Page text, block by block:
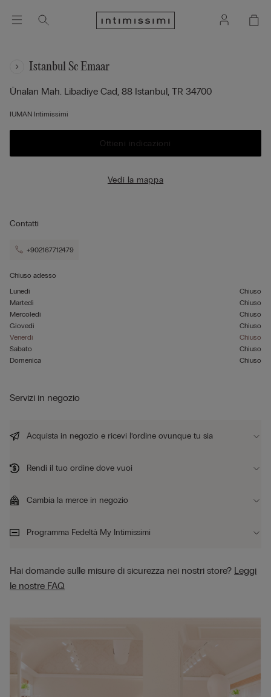
Istanbul Sc Emaar
Ünalan Mah. Libadiye Cad, 88 Istanbul, TR 34700
IUMAN Intimissimi
Ottieni indicazioni
Vedi la mappa
Contatti
+902167712479
Chiuso adesso
Lunedì
Chiuso
Martedì
Chiuso
Mercoledì
Chiuso
Giovedì
Chiuso
Venerdì
Chiuso
Sabato
Chiuso
Domenica
Chiuso
Servizi in negozio
Acquista in negozio e ricevi l’ordine ovunque tu sia
Rendi il tuo ordine dove vuoi
Cambia la merce in negozio
Programma Fedeltà My Intimissimi
Hai domande sulle misure di sicurezza nei nostri store? Leggi
le nostre FAQ